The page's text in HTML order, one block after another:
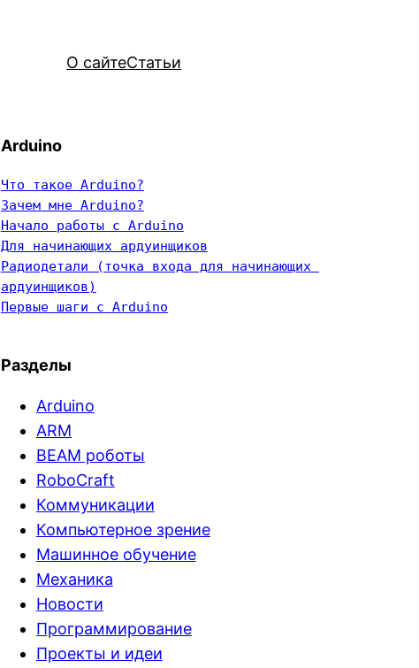
О сайтеСтатьи
Arduino
Что такое Arduino?
Зачем мне Arduino?
Начало работы с Arduino
Для начинающих ардуинщиков
Радиодетали (точка входа для начинающих
ардуинщиков)
Первые шаги с Arduino
Разделы
Arduino
ARM
BEAM роботы
RoboCraft
Коммуникации
Компьютерное зрение
Машинное обучение
Механика
Новости
Программирование
Проекты и идеи